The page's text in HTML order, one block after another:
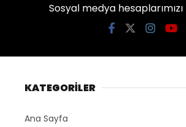
Sosyal medya
KATEGORİLER
Ana Sayfa